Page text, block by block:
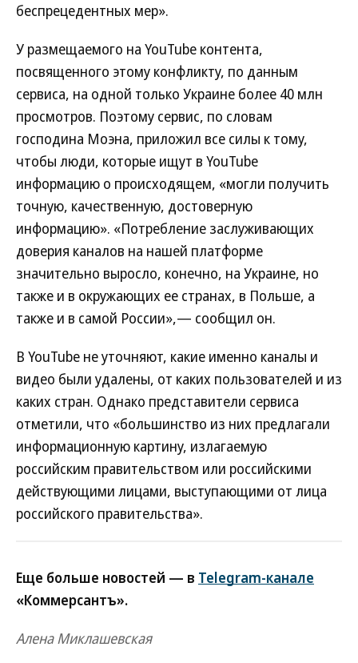
беспрецедентных мер».
У размещаемого на YouTube контента,
посвященного этому конфликту, по данным
сервиса, на одной только Украине более 40 млн
просмотров. Поэтому сервис, по словам
господина Моэна, приложил все силы к тому,
чтобы люди, которые ищут в YouTube
информацию о происходящем, «могли получить
точную, качественную, достоверную
информацию». «Потребление заслуживающих
доверия каналов на нашей платформе
значительно выросло, конечно, на Украине, но
также и в окружающих ее странах, в Польше, а
также и в самой России»,— сообщил он.
В YouTube не уточняют, какие именно каналы и
видео были удалены, от каких пользователей и из
каких стран. Однако представители сервиса
отметили, что «большинство из них предлагали
информационную картину, излагаемую
российским правительством или российскими
действующими лицами, выступающими от лица
российского правительства».
Еще больше новостей — в Telegram-канале
«Коммерсантъ».
Алена Миклашевская